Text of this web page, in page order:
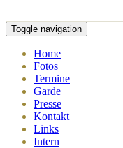
Toggle navigation
Home
Fotos
Termine
Garde
Presse
Kontakt
Links
Intern